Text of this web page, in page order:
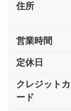
住所
営業時間
定休日
クレジットカ
ード